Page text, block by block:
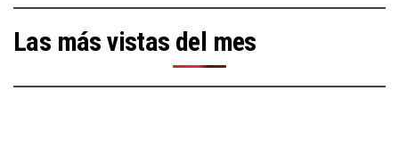
Las más vistas del mes